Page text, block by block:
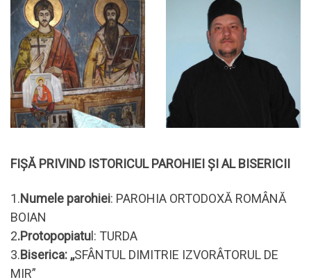
FIŞĂ PRIVIND ISTORICUL PAROHIEI ŞI AL BISERICII
1.Numele parohiei: PAROHIA ORTODOXĂ ROMÂNĂ
BOIAN
2.Protopopiatu l: TURDA
3.Biserica: ,,SFÂNTUL DIMITRIE IZVORÂTORUL DE
MIR”